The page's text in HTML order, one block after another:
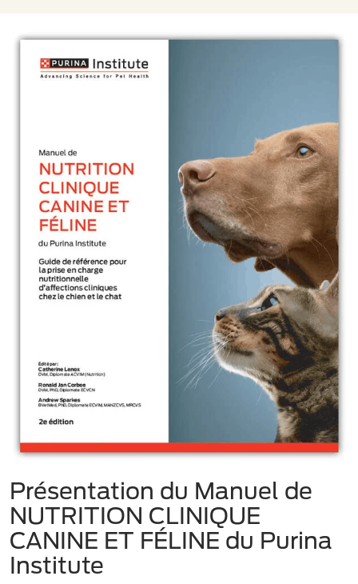
Présentation du Manuel de
NUTRITION CLINIQUE
CANINE ET FÉLINE du Purina
Institute